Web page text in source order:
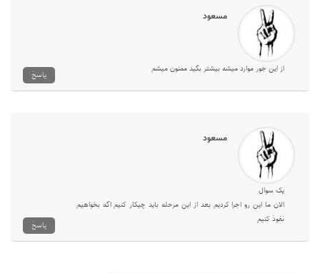
مسعود
از این جور موارد میشه بیشتر بگید ممنون میشم
پاسخ
مسعود
یک سوال
الان ما این رو اجرا کردیم بعد از این مرحله باید چیکار کنیم اگه بخواهیم
نفوذ کنیم
پاسخ